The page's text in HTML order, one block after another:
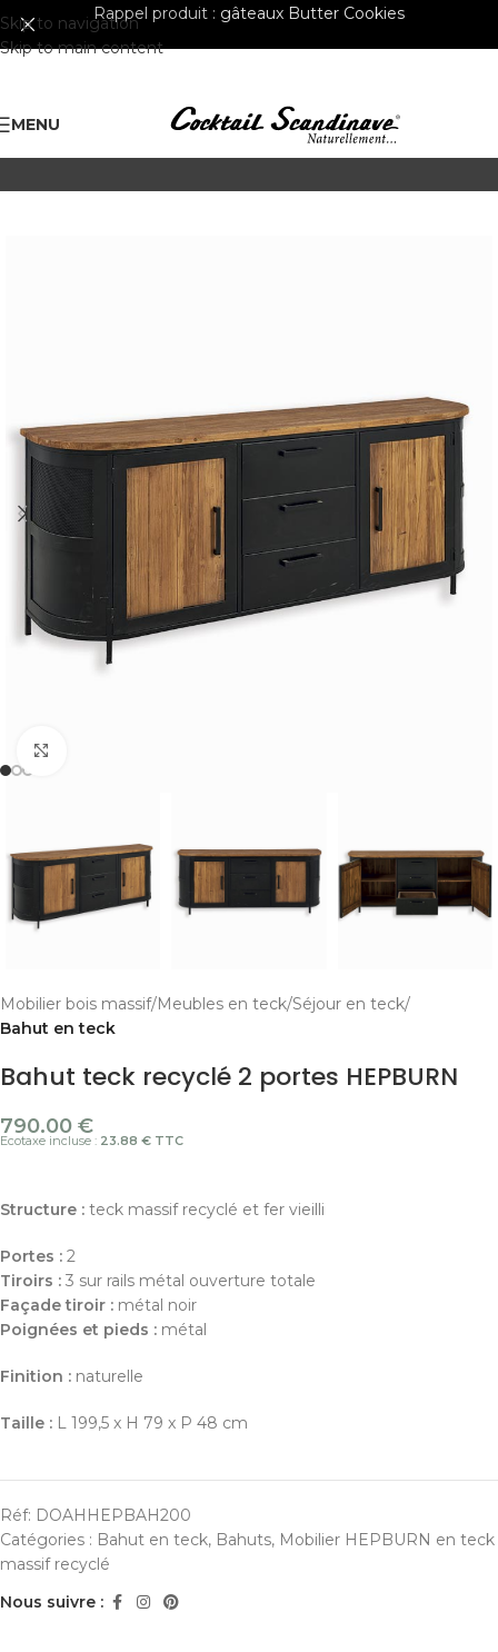
Skip to navigation
Skip to main content
Rappel produit : gâteaux Butter Cookies
MENU
Mobilier bois massif Meubles en teck Séjour en teck
Bahut en teck
Bahut teck recyclé 2 portes HEPBURN
790.00 €
Ecotaxe incluse : 23.88 € TTC
Structure : teck massif recyclé et fer vieilli
Portes : 2
Tiroirs : 3 sur rails métal ouverture totale
Façade tiroir : métal noir
Poignées et pieds : métal
Finition : naturelle
Taille : L 199,5 x H 79 x P 48 cm
Réf: DOAHHEPBAH200
Catégories : Bahut en teck, Bahuts, Mobilier HEPBURN en teck
massif recyclé
Nous suivre :